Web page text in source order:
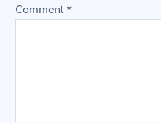
Comment*